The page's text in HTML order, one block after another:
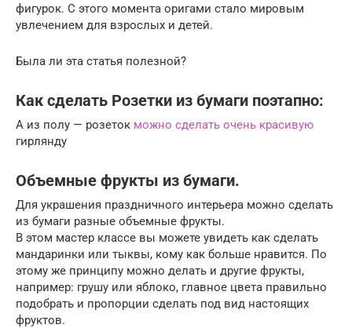
фигурок. С этого момента оригами стало мировым
увлечением для взрослых и детей.
Была ли эта статья полезной?
Как сделать Розетки из бумаги поэтапно:
А из полу — розеток можно сделать очень красивую
гирлянду
Объемные фрукты из бумаги.
Для украшения праздничного интерьера можно сделать
из бумаги разные объемные фрукты.
В этом мастер классе вы можете увидеть как сделать
мандаринки или тыквы, кому как больше нравится. По
этому же принципу можно делать и другие фрукты,
например: грушу или яблоко, главное цвета правильно
подобрать и пропорции сделать под вид настоящих
фруктов.